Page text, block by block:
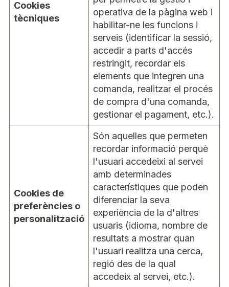
Cookies
tècniques
operativa de la pàgina web i
habilitar-ne les funcions i
serveis (identificar la sessió,
accedir a parts d'accés
restringit, recordar els
elements que integren una
comanda, realitzar el procés
de compra d'una comanda,
gestionar el pagament, etc.).
Cookies de
preferències o
personalització
Són aquelles que permeten
recordar informació perquè
l'usuari accedeixi al servei
amb determinades
característiques que poden
diferenciar la seva
experiència de la d'altres
usuaris (idioma, nombre de
resultats a mostrar quan
l'usuari realitza una cerca,
regió des de la qual
accedeix al servei, etc.).